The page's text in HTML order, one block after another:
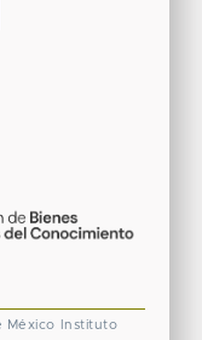
México
Instituto